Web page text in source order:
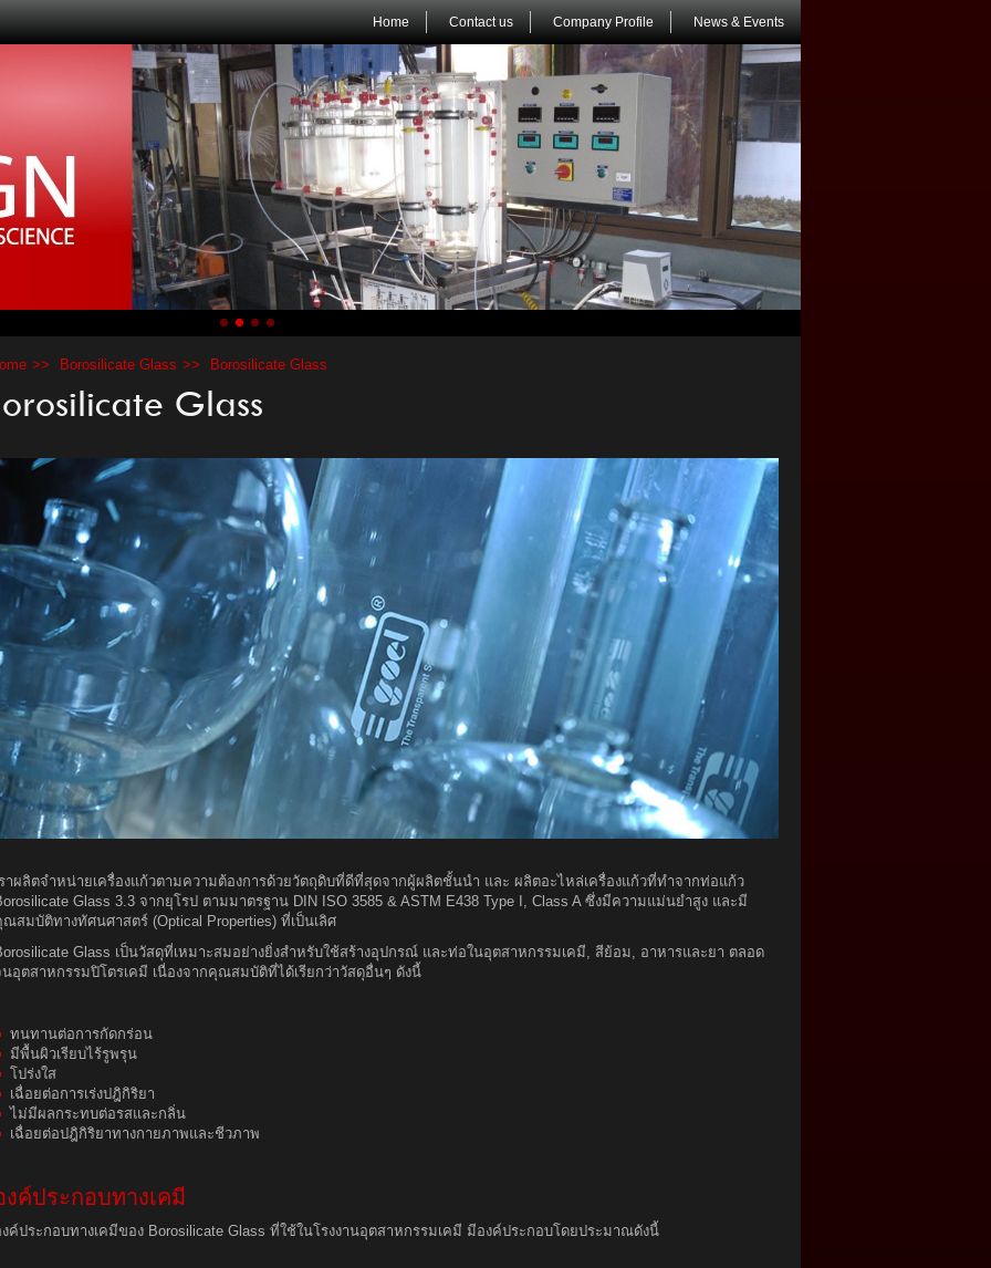
Home Contact us Company Profile News & Events
Borosilicate Glass Borosilicate Glass
Glass
าผลิตจำหน่ายเครื่องแก้วตามความต้องการด้วยวัตถุดิบที่ดีที่สุดจากผู้ผลิตชั้นนำ และ ผลิตอะไหล่เครื่องแก้วที่ทำจากท่อแก้ว
Glass 3.3 จากยุโรป ตามมาตรฐาน DIN ISO 3585 & ASTM E438 Type I, Class A ซึ่งมีความแม่นยำสูง และมี
สมบัติทางทัศนศาสตร์ (Optical Properties) ที่เป็นเลิศ
Glass เป็นวัสดุที่เหมาะสมอย่างยิ่งสำหรับใช้สร้างอุปกรณ์ และท่อในอุตสาหกรรมเคมี, สีย้อม, อาหารและยา ตลอด
อุตสาหกรรมปิโตรเคมี เนื่องจากคุณสมบัติที่ได้เรียกว่าวัสดุอื่นๆ ดังนี้
ทนทานต่อการกัดกร่อน
มีพื้นผิวเรียบไร้รูพรุน
โปร่งใส
เฉื่อยต่อการเร่งปฎิกิริยา
ไม่มีผลกระทบต่อรสและกลิ่น
เฉื่อยต่อปฎิกิริยาทางกายภาพและชีวภาพ
งค์ประกอบทางเคมี
ค์ประกอบทางเคมีของ Borosilicate Glass ที่ใช้ในโรงงานอุตสาหกรรมเคมี มีองค์ประกอบโดยประมาณดังนี้